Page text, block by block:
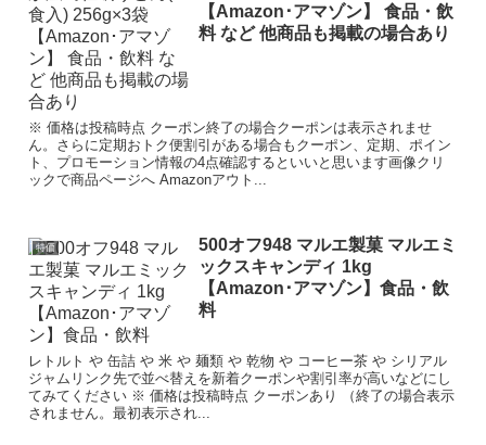
【Amazon･アマゾン】 食品・飲
料 など 他商品も掲載の場合あり
※ 価格は投稿時点 クーポン終了の場合クーポンは表示されませ
ん。さらに定期おトク便割引がある場合もクーポン、定期、ポイン
ト、プロモーション情報の4点確認するといいと思います画像クリ
ックで商品ページへ Amazonアウト...
特価
500オフ948 マルエ製菓 マルエミ
ックスキャンディ 1kg
【Amazon･アマゾン】食品・飲
料
レトルト や 缶詰 や 米 や 麺類 や 乾物 や コーヒー茶 や シリアル
ジャムリンク先で並べ替えを新着クーポンや割引率が高いなどにし
てみてください ※ 価格は投稿時点 クーポンあり （終了の場合表示
されません。最初表示され...